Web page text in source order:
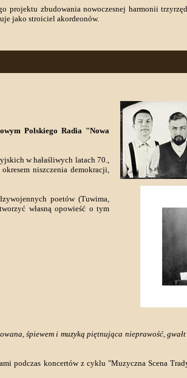
projektu zbudowania nowoczesnej harmonii
jako stroiciel akordeonów.
Polskiego Radia "Nowa
w hałaśliwych latach 70.,
niszczenia demokracji,
poetów (Tuwima,
własną opowieść o tym
śpiewem i muzyką piętnująca nieprawość, gwałt
podczas koncertów z cyklu "Muzyczna Scena